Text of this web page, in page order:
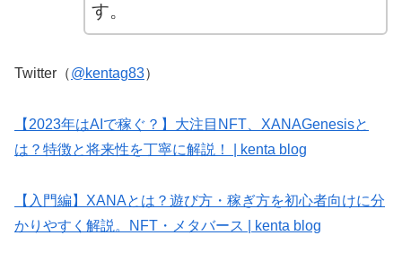
す。
Twitter（@kentag83）
【2023年はAIで稼ぐ？】大注目NFT、XANAGenesisと
は？特徴と将来性を丁寧に解説！ | kenta blog
【入門編】XANAとは？遊び方・稼ぎ方を初心者向けに分
かりやすく解説。NFT・メタバース | kenta blog